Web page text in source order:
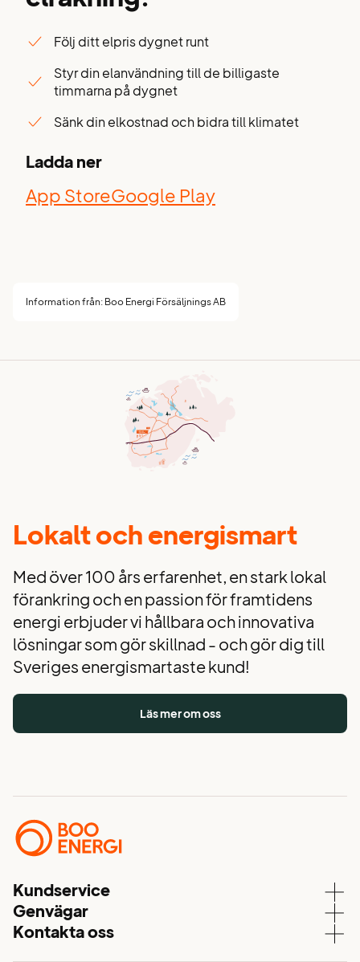
Följ ditt elpris dygnet runt
Styr din elanvändning till de billigaste
timmarna på dygnet
Sänk din elkostnad och bidra till klimatet
Ladda ner
App StoreGoogle Play
Information från: Boo Energi Försäljnings AB
Lokalt och energismart
Med över 100 års erfarenhet, en stark lokal
förankring och en passion för framtidens
energi erbjuder vi hållbara och innovativa
lösningar som gör skillnad - och gör dig till
Sveriges energismartaste kund!
Läs mer om oss
Kundservice
Kundservice
Aktuell driftstatus
Genvägar
Våra elavtal
Kontakta oss